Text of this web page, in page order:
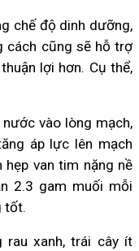
chế độ dinh dưỡng,
cách cũng sẽ hỗ trợ
lợi hơn. Cụ thể,
vào lòng mạch,
áp lực lên mạch
hẹp van tim nặng nề
2.3 gam muối mỗi
tốt.
rau xanh, trái cây ít